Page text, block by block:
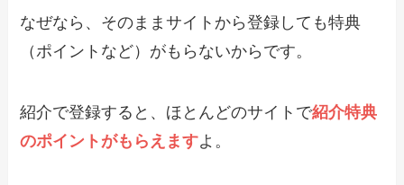
なぜなら、そのままサイトから登録しても特典
（ポイントなど）がもらないからです。
紹介で登録すると、ほとんどのサイトで紹介特典
のポイントがもらえますよ。